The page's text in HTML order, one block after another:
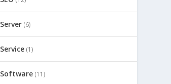
Server (6)
Service (1)
Software (11)